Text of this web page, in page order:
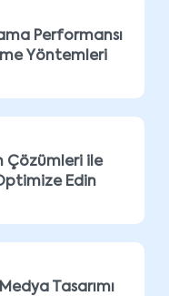
Performansı
Yöntemleri
Çözümleri ile
Edin
Tasarımı